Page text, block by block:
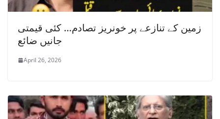
زمین کے تنازعے پر خونریز تصادم… کئی قیمتی
جانیں ضائع
April 26, 2026